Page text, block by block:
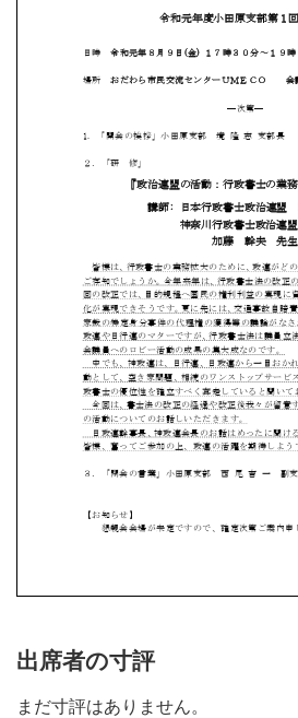
出席者の寸評
まだ寸評はありません。